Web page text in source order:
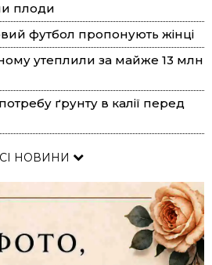
плоди
футбол пропонують жінці
утеплили за майже 13 млн
ґрунту в калії перед
НОВИНИ